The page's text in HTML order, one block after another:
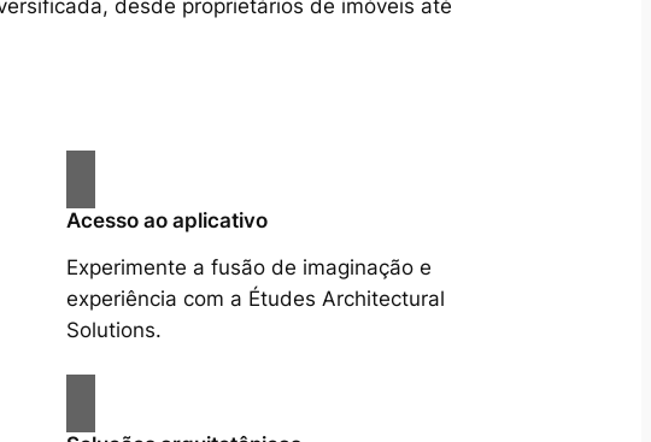
desde proprietários de imóveis até
Acesso ao aplicativo
Experimente a fusão de imaginação e
experiência com a Études Architectural
Solutions.